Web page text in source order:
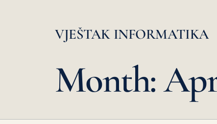
VJEŠTAK INFORMATIKA
Month: